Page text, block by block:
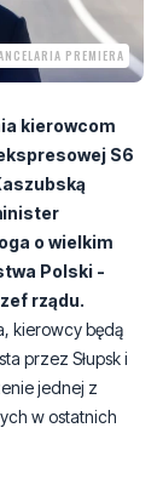
PREMIERA
kierowcom
S6
o wielkim
Polski -
rządu.
kierowcy będą
przez Słupsk i
jednej z
w ostatnich